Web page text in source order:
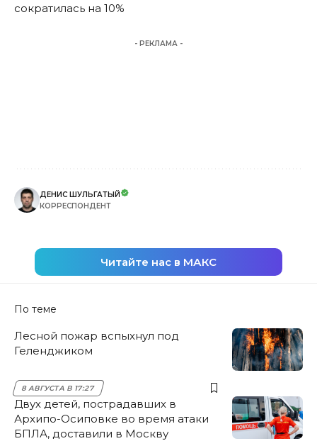
сократилась на 10%
- РЕКЛАМА -
ДЕНИС ШУЛЬГАТЫЙ
КОРРЕСПОНДЕНТ
Читайте нас в МАКС
По теме
Лесной пожар вспыхнул под
Геленджиком
8 АВГУСТА В 17:27
Двух детей, пострадавших в
Архипо-Осиповке во время атаки
БПЛА, доставили в Москву